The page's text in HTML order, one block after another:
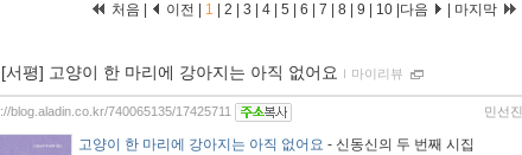
처음 | 이전 | 1 2 3 4 5 6 7 8 9 10 다음 마지막
[서평] 고양이 한 마리에 강아지는 아직 없어요 ｌ 마이리뷰
민선진
blog.aladin.co.kr/740065135/17425711
고양이 한 마리에 강아지는 아직 없어요 - 신동신의 두 번째 시집